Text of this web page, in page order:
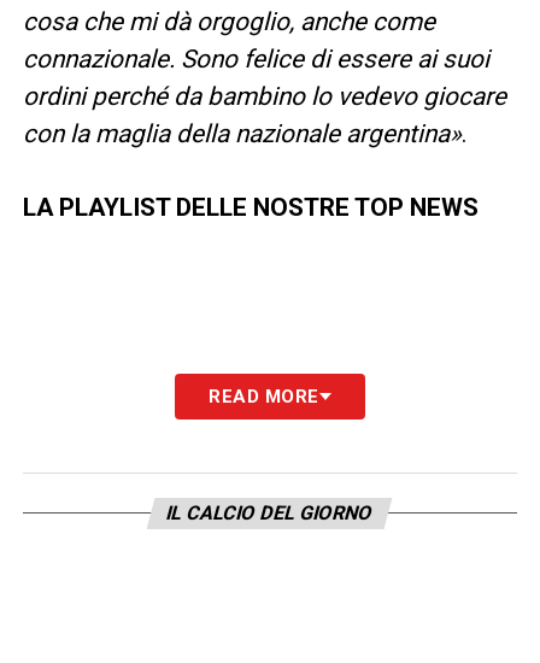
cosa che mi dà orgoglio, anche come
connazionale. Sono felice di essere ai suoi
ordini perché da bambino lo vedevo giocare
con la maglia della nazionale argentina».
LA PLAYLIST DELLE NOSTRE TOP NEWS
READ MORE
IL CALCIO DEL GIORNO